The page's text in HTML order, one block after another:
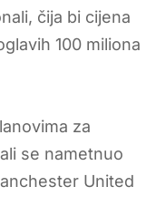
čija bi cijena
100 miliona
za
se nametnuo
United